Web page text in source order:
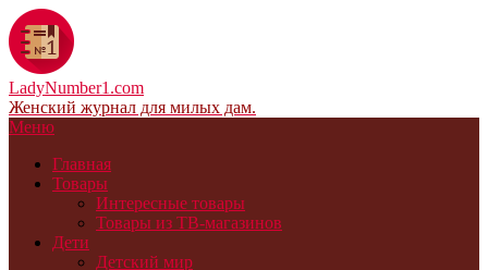
LadyNumber1.com
Женский журнал для милых дам.
Меню
Главная
Товары
Интересные товары
Товары из ТВ-магазинов
Дети
Детский мир